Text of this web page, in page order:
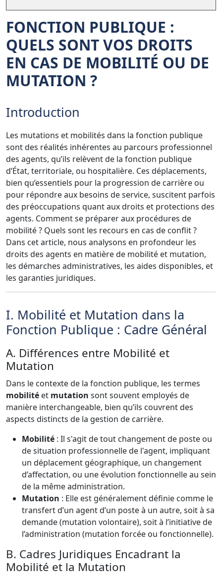
FONCTION PUBLIQUE :
QUELS SONT VOS DROITS
EN CAS DE MOBILITÉ OU DE
MUTATION ?
Introduction
Les mutations et mobilités dans la fonction publique
sont des réalités inhérentes au parcours professionnel
des agents, qu’ils relèvent de la fonction publique
d’État, territoriale, ou hospitalière. Ces déplacements,
bien qu’essentiels pour la progression de carrière ou
pour répondre aux besoins de service, suscitent parfois
des préoccupations quant aux droits et protections des
agents. Comment se préparer aux procédures de
mobilité ? Quels sont les recours en cas de conflit ?
Dans cet article, nous analysons en profondeur les
droits des agents en matière de mobilité et mutation,
les démarches administratives, les aides disponibles, et
les garanties juridiques.
I. Mobilité et Mutation dans la
Fonction Publique : Cadre Général
A. Différences entre Mobilité et
Mutation
Dans le contexte de la fonction publique, les termes
mobilité et mutation sont souvent employés de
manière interchangeable, bien qu’ils couvrent des
aspects distincts de la gestion de carrière.
Mobilité : Il s'agit de tout changement de poste ou
de situation professionnelle de l'agent, impliquant
un déplacement géographique, un changement
d’affectation, ou une évolution fonctionnelle au sein
de la même administration.
Mutation : Elle est généralement définie comme le
transfert d’un agent d’un poste à un autre, soit à sa
demande (mutation volontaire), soit à l’initiative de
l’administration (mutation forcée ou fonctionnelle).
B. Cadres Juridiques Encadrant la
Mobilité et la Mutation